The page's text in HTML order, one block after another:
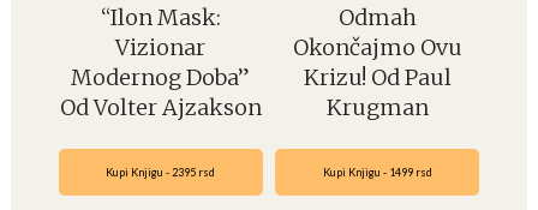
“Ilon Mask:
Vizionar
Modernog Doba”
Od Volter Ajzakson
Odmah
Okončajmo Ovu
Krizu! Od Paul
Krugman
Kupi Knjigu - 2395 rsd Kupi Knjigu - 1499 rsd